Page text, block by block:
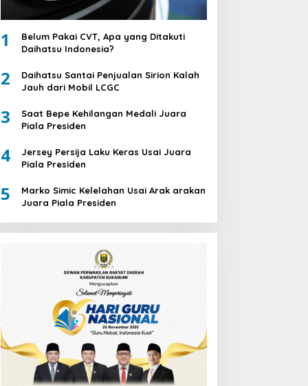
1
Belum Pakai CVT, Apa yang Ditakuti
Daihatsu Indonesia?
2
Daihatsu Santai Penjualan Sirion Kalah
Jauh dari Mobil LCGC
3
Saat Bepe Kehilangan Medali Juara
Piala Presiden
4
Jersey Persija Laku Keras Usai Juara
Piala Presiden
5
Marko Simic Kelelahan Usai Arak arakan
Juara Piala Presiden